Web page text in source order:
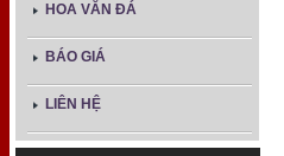
HOA VĂN ĐÁ
BÁO GIÁ
LIÊN HỆ